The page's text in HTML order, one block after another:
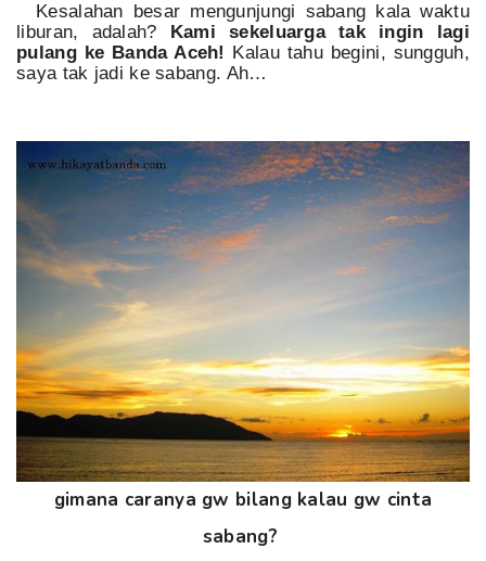
Kesalahan besar mengunjungi sabang kala waktu
liburan, adalah?
Kami sekeluarga tak ingin lagi
pulang ke Banda Aceh!
Kalau tahu begini, sungguh,
saya tak jadi ke sabang. Ah…
gimana caranya gw bilang kalau gw cinta
sabang?